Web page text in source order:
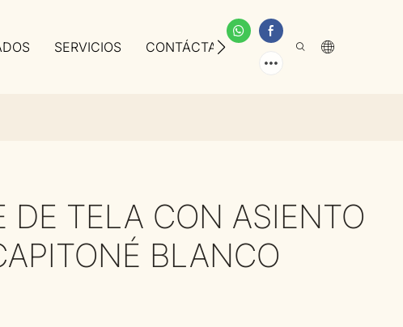
SERVICIOS CONTÁCTANOS SOBRE NOSOTROS
DE TELA CON ASIENTO
BLANCO